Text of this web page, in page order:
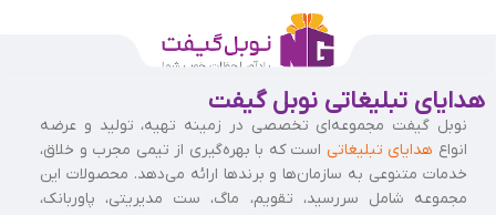
هدایای تبلیغاتی نوبل گیفت
نوبل گیفت مجموعه‌ای تخصصی در زمینه تهیه، تولید و عرضه
انواع هدایای تبلیغاتی است که با بهره‌گیری از تیمی مجرب و خلاق،
خدمات متنوعی به سازمان‌ها و برندها ارائه می‌دهد. محصولات این
مجموعه شامل سررسید، تقویم، ماگ، ست مدیریتی، پاوربانک،